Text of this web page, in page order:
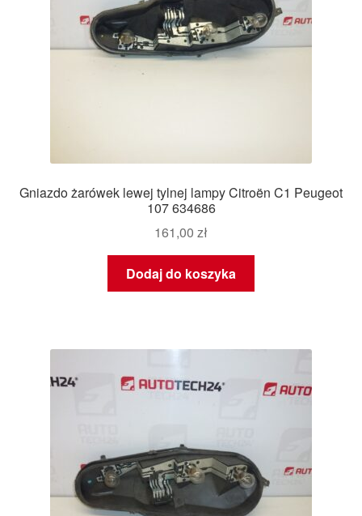
Gniazdo żarówek lewej tylnej lampy Citroën C1 Peugeot
107 634686
161,00 zł
Dodaj do koszyka